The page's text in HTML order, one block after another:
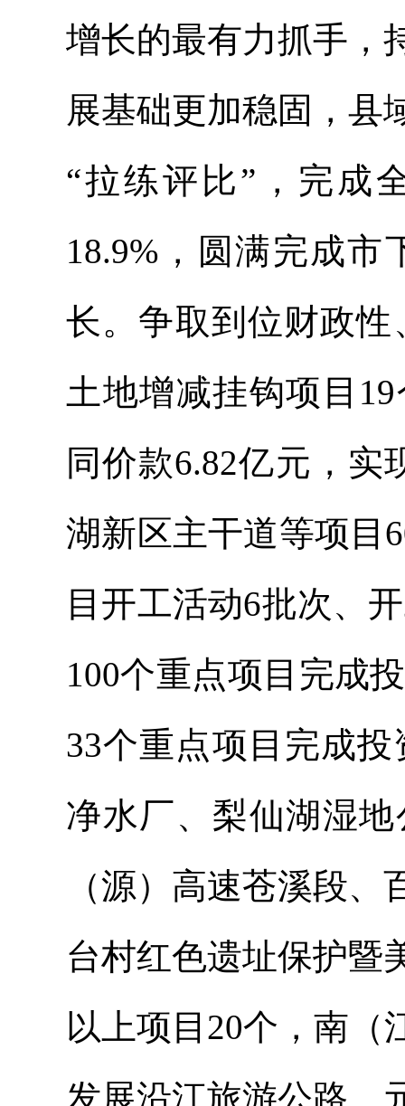
增长的最有力抓手，
展基础更加稳固，县
“拉练评比”，完成
18.9%，圆满完成
长。争取到位财政性
土地增减挂钩项目
同价款6.82亿元，
湖新区主干道等项目
目开工活动6批次、
100个重点项目完成
33个重点项目完成
净水厂、梨仙湖湿
（源）高速苍溪段
台村红色遗址保护暨
以上项目20个，南（
发展沿江旅游公路、